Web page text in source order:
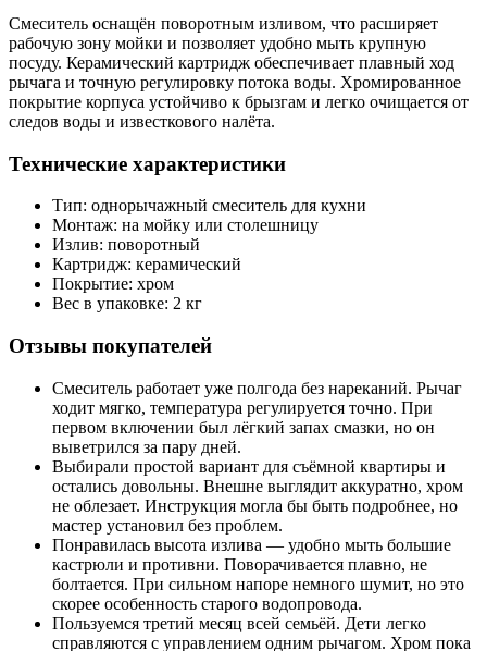
Смеситель оснащён поворотным изливом, что расширяет
рабочую зону мойки и позволяет удобно мыть крупную
посуду. Керамический картридж обеспечивает плавный ход
рычага и точную регулировку потока воды. Хромированное
покрытие корпуса устойчиво к брызгам и легко очищается от
следов воды и известкового налёта.
Технические характеристики
Тип: однорычажный смеситель для кухни
Монтаж: на мойку или столешницу
Излив: поворотный
Картридж: керамический
Покрытие: хром
Вес в упаковке: 2 кг
Отзывы покупателей
Смеситель работает уже полгода без нареканий. Рычаг
ходит мягко, температура регулируется точно. При
первом включении был лёгкий запах смазки, но он
выветрился за пару дней.
Выбирали простой вариант для съёмной квартиры и
остались довольны. Внешне выглядит аккуратно, хром
не облезает. Инструкция могла бы быть подробнее, но
мастер установил без проблем.
Понравилась высота излива — удобно мыть большие
кастрюли и противни. Поворачивается плавно, не
болтается. При сильном напоре немного шумит, но это
скорее особенность старого водопровода.
Пользуемся третий месяц всей семьёй. Дети легко
справляются с управлением одним рычагом. Хром пока